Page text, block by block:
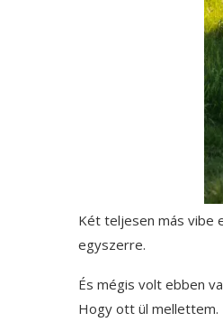
Két teljesen más vibe
egyszerre.
És mégis volt ebben
Hogy ott ül mellettem.